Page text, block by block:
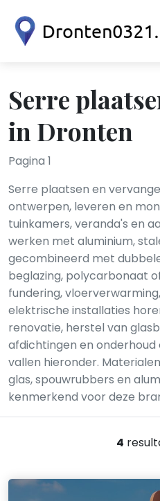
Serre
in Dronten
Pagina 1
Serre plaatsen en
ontwerpen, leveren en
tuinkamers, veranda's en
werken met aluminium,
gecombineerd met
beglazing, polycarbonaat
fundering,
elektrische installaties
renovatie, herstel van
afdichtingen en
vallen hieronder.
glas, spouwrubbers en
kenmerkend voor deze
4